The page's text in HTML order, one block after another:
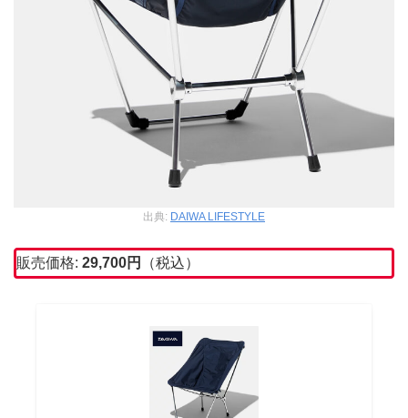
出典: DAIWA LIFESTYLE
販売価格: 29,700円 （税込）